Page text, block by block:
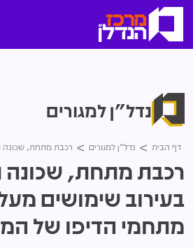
נדל"ן למגורים
דף הבית נדל"ן למגורים רכבת מתחת, שכונה
רכבת מתחת,
בעירוב שימושים
מתחמי הדיפו של